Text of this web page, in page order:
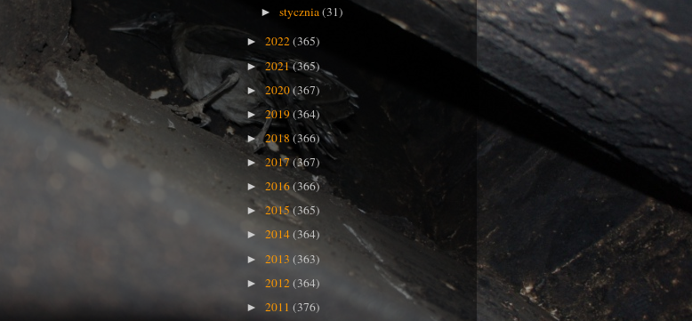
►stycznia(31)
► 2022(365)
►2021(365)
► 2020(367)
► 2019(364)
►2018(366)
► 2017(367)
► 2016(366)
► 2015(365)
► 2014(364)
► 2013 (363)
► 2012(364)
► 2011 (376)